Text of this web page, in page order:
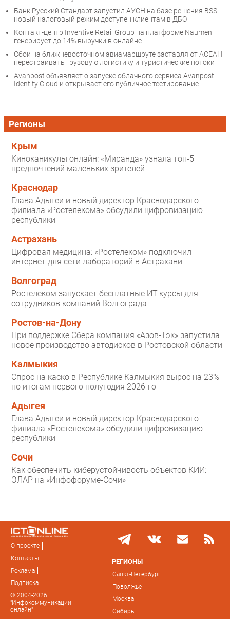
Банк Русский Стандарт запустил АУСН на базе решения BSS:
новый налоговый режим доступен клиентам в ДБО
Контакт-центр Inventive Retail Group на платформе Naumen
генерирует до 14% выручки в онлайне
Сбои на ближневосточном авиамаршруте заставляют АСЕАН
перестраивать грузовую логистику и туристические потоки
Avanpost объявляет о запуске облачного сервиса Avanpost
Identity Cloud и открывает его публичное тестирование
Регионы
Крым
Киноканикулы онлайн: «Миранда» узнала топ-5
предпочтений маленьких зрителей
Краснодар
Глава Адыгеи и новый директор Краснодарского
филиала «Ростелекома» обсудили цифровизацию
республики
Астрахань
Цифровая медицина: «Ростелеком» подключил
интернет для сети лабораторий в Астрахани
Волгоград
Ростелеком запускает бесплатные ИТ-курсы для
сотрудников компаний Волгограда
Ростов-на-Дону
При поддержке Сбера компания «Азов-Тэк» запустила
новое производство автодисков в Ростовской области
Калмыкия
Спрос на каско в Республике Калмыкия вырос на 23%
по итогам первого полугодия 2026-го
Адыгея
Глава Адыгеи и новый директор Краснодарского
филиала «Ростелекома» обсудили цифровизацию
республики
Сочи
Как обеспечить киберустойчивость объектов КИИ:
ЭЛАР на «Инфофоруме-Сочи»
О проекте
Контакты
Реклама
Подписка
© 2004-2026
"Инфокоммуникации
онлайн"
РЕГИОНЫ
Санкт-Петербург
Поволжье
Москва
Сибирь